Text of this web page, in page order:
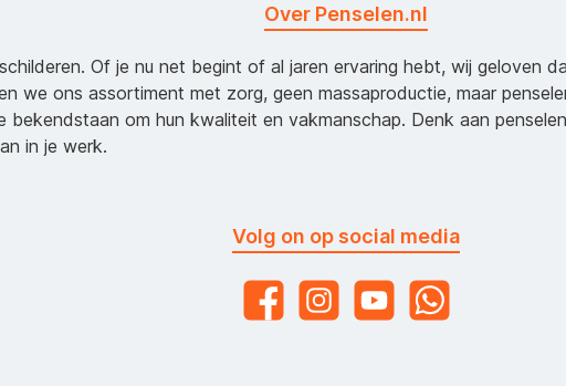
Over Penselen.nl
Of je nu net begint of al jaren ervaring hebt, wij geloven
we ons assortiment met zorg, geen massaproductie, maar
bekendstaan om hun kwaliteit en vakmanschap. Denk aan
in je werk.
Volg on op social media